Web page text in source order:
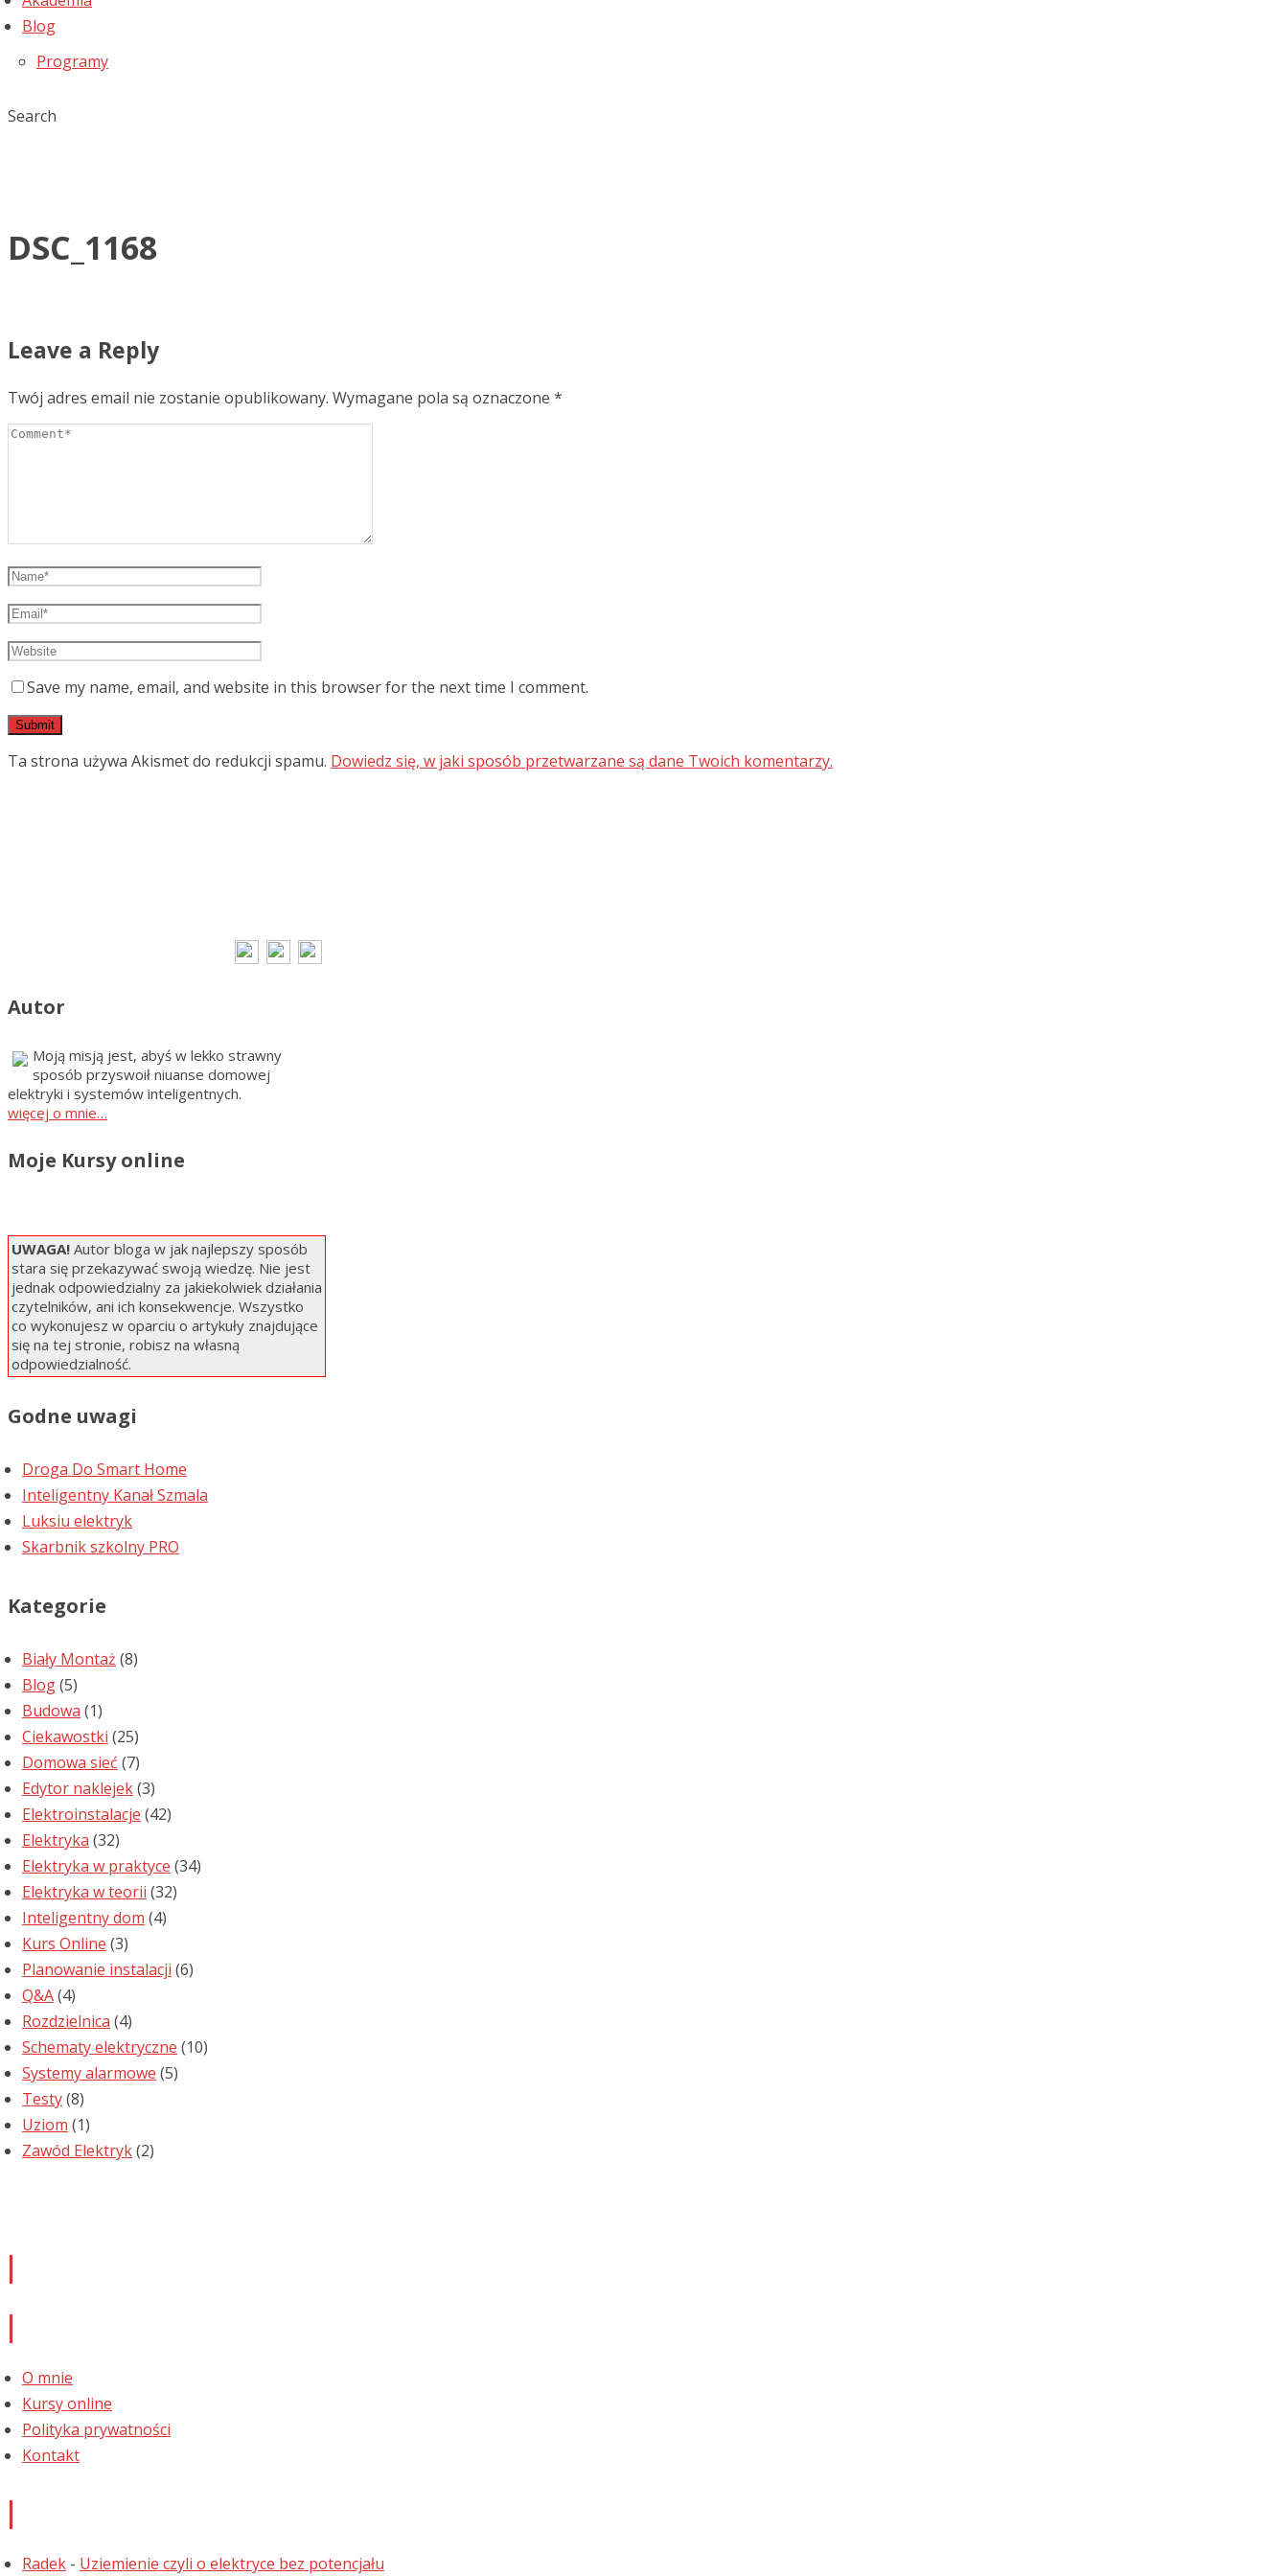
Blog
Programy
Search
DSC_1168
Leave a Reply
Twój adres email nie zostanie opublikowany. Wymagane pola są oznaczone *
Save my name, email, and website in this browser for the next time I comment.
Ta strona używa Akismet do redukcji spamu. Dowiedz się, w jaki sposób przetwarzane są dane Twoich komentarzy.
Autor
Moją misją jest, abyś w lekko strawny
sposób przyswoił niuanse domowej
elektryki i systemów inteligentnych.
więcej o mnie…
Moje Kursy online
UWAGA! Autor bloga w jak najlepszy sposób
stara się przekazywać swoją wiedzę. Nie jest
jednak odpowiedzialny za jakiekolwiek działania
czytelników, ani ich konsekwencje. Wszystko
co wykonujesz w oparciu o artykuły znajdujące
się na tej stronie, robisz na własną
odpowiedzialność.
Godne uwagi
Droga Do Smart Home
Inteligentny Kanał Szmala
Luksiu elektryk
Skarbnik szkolny PRO
Kategorie
Biały Montaż (8)
Blog(5)
Budowa (1)
Ciekawostki (25)
Domowa sieć (7)
Edytor naklejek(3)
Elektroinstalacje (42)
Elektryka (32)
Elektryka w praktyce (34)
Elektryka w teorii (32)
Inteligentny dom (4)
Kurs Online (3)
Planowanie instalacji (6)
Q&A(4)
Rozdzielnica (4)
Schematy elektryczne (10)
Systemy alarmowe (5)
Testy(8)
Uziom (1)
Zawód Elektryk(2)
O mnie
Kursy online
Polityka prywatności
Kontakt
Radek - Uziemienie czyli o elektryce bez potencjału